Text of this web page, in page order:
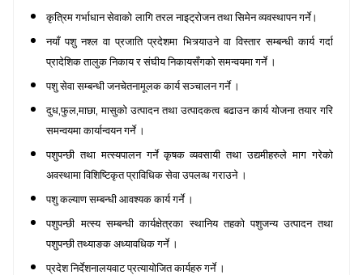
कृत्रिम गर्भाधान सेवाको लागि तरल नाइट्रोजन तथा सिमेन व्यवस्थापन गर्ने।
नयाँ पशु नश्ल वा प्रजाति प्रदेशमा भित्र्याउने वा विस्तार सम्बन्धीकार्य गर्दा
प्रादेशिक तालुक निकाय रसंघय निकायसँगको समन्वयमा गर्ने ।
पशु सेवासम्बन्धीजनचेतनामूलक कार्यसञ्चालनगर्ने ।
दुध,फुल,माछा, मासुको उत्पादन तथा उत्पादकत्व बढाउन कार्य योजना तयार गरि
समन्वयमा कार्यान्वयन गर्ने ।
पशुपन्छी तथा मत्स्यपालन गर्ने कृषक व्यवसायी तथा उद्यमीहरुले माग गरेको
अवस्थामा विशिष्टिकृत प्राविधिक सेवा उपलव्ध गराउने ।
पशु कल्याणसम्बन्धी आवश्यककार्यगर्ने ।
पशुपन्छी मत्स्यसम्बन्धी कार्यक्षेत्रका स्थानिय तहको पशुजन्य उत्पादन तथा
पशुपन्छीतथ्याङक अध्यावधिक गर्ने ।
प्रदेश निर्देशनालयवाट प्रत्यायोजित कार्यहरु गर्ने ।